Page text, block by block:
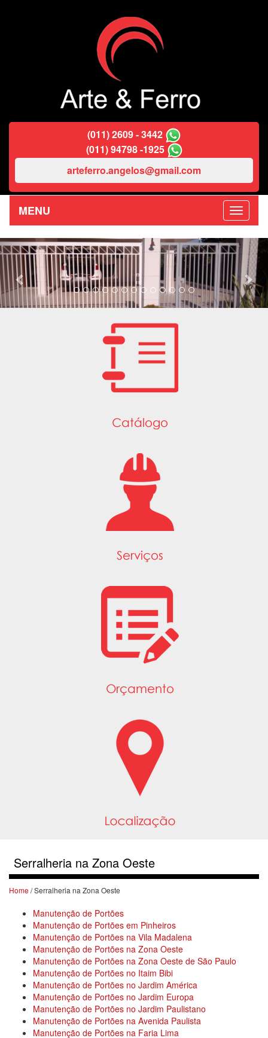
(011) 2609 - 3442
(011) 94798 -1925
arteferro.angelos@gmail.com
MENU
Previous
Serralheria na Zona Oeste
Home/ Serralheria na Zona Oeste
Manutenção de Portões
Manutenção de Portões em Pinheiros
Manutenção de Portões na Vila Madalena
Manutenção de Portões na Zona Oeste
Manutenção de Portões na Zona Oeste de São Paulo
Manutenção de Portões no Itaim Bibi
Manutenção de Portões no Jardim América
Manutenção de Portões no Jardim Europa
Manutenção de Portões no Jardim Paulistano
Manutenção de Portões na Avenida Paulista
Manutenção de Portões na Faria Lima